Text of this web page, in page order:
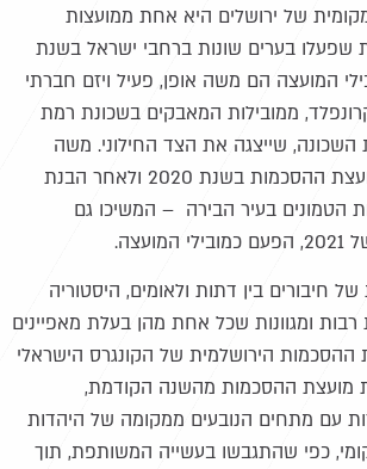
של ירושלים היא אחת ממועצות
שפעלו בערים שונות ברחבי ישראל בשנת
– 2021. מובילי המועצה הם משה אופן, פעיל ויזם חברתי
ממובילות המאבקים בשכונת רמת
שייצגה את הצד החילוני. משה
ומריאנה היו חברי מועצת ההסכמות בשנת 2020 ולאחר הבנת
הטמונים בעיר הבירה – המשיכו גם
חיבורים בין דתות ולאומים, היסטוריה
רבות ומגוונות שכל אחת מהן בעלת מאפיינים
ההסכמות הירושלמית של הקונגרס הישראלי
מועצת ההסכמות מהשנה הקודמת,
עם מתחים הנובעים ממקומה של היהדות
כפי שהתגבשו בעשייה המשותפת, תוך